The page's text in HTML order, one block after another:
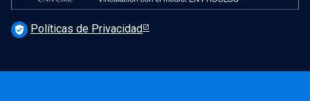
verified_user Políticas de Privacidad